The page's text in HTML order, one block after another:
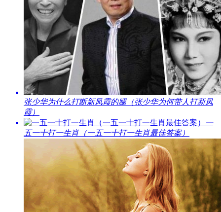
​张少华为什么打断新凤霞的腿（张少华为何带人打新凤
霞）
​一
五一十打一生肖（一五一十打一生肖最佳答案）